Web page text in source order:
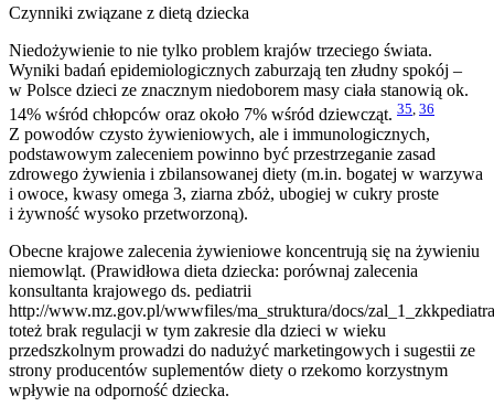
Czynniki związane z dietą dziecka
Niedożywienie to nie tylko problem krajów trzeciego świata.
Wyniki badań epidemiologicznych zaburzają ten złudny spokój –
w Polsce dzieci ze znacznym niedoborem masy ciała stanowią ok.
14% wśród chłopców oraz około 7% wśród dziewcząt. 35 36
Z powodów czysto żywieniowych, ale i immunologicznych,
podstawowym zaleceniem powinno być przestrzeganie zasad
zdrowego żywienia i zbilansowanej diety (m.in. bogatej w warzywa
i owoce, kwasy omega 3, ziarna zbóż, ubogiej w cukry proste
i żywność wysoko przetworzoną).
Obecne krajowe zalecenia żywieniowe koncentrują się na żywieniu
niemowląt. (Prawidłowa dieta dziecka: porównaj zalecenia
konsultanta krajowego ds. pediatrii
http://www.mz.gov.pl/wwwfiles/ma_struktura/docs/
toteż brak regulacji w tym zakresie dla dzieci w wieku
przedszkolnym prowadzi do nadużyć marketingowych i sugestii ze
strony producentów suplementów diety o rzekomo korzystnym
wpływie na odporność dziecka.